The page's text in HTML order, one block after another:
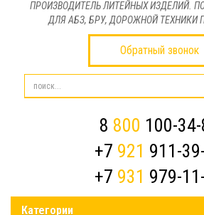
ПРОИЗВОДИТЕЛЬ ЛИТЕЙНЫХ ИЗДЕЛИЙ.
ДЛЯ АБЗ, БРУ, ДОРОЖНОЙ ТЕХНИКИ
Обратный звонок
8 800 100-
+7 921 911-
+7 931 979-
Категории